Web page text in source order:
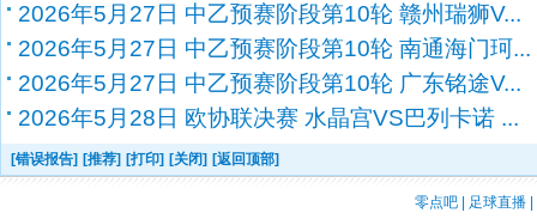
2026年5月27日 中乙预赛阶段第10轮 赣州瑞狮V...
2026年5月27日 中乙预赛阶段第10轮 南通海门珂...
2026年5月27日 中乙预赛阶段第10轮 广东铭途V...
2026年5月28日 欧协联决赛 水晶宫VS巴列卡诺 ...
[错误报告] [推荐] [打印] [关闭] [返回顶部]
零点吧 | 足球直播 |